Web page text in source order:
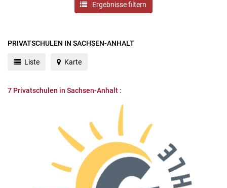
Ergebnisse filtern
PRIVATSCHULEN IN SACHSEN-ANHALT
Liste Karte
7 Privatschulen in Sachsen-Anhalt :